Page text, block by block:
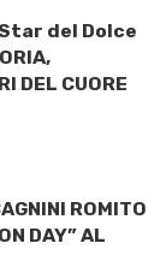
Star del Dolce
DEL CUORE
ROMITO
DAY” AL